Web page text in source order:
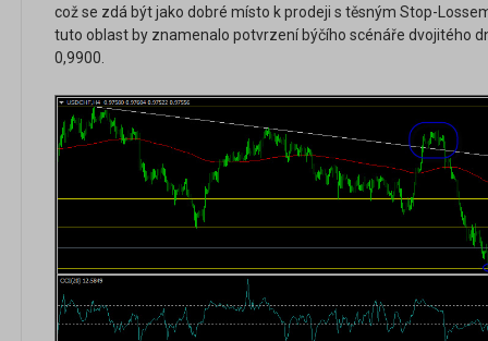
což se zdá být jako dobré místo k prodeji s těsným Stop-
tuto oblast by znamenalo potvrzení býčího scénáře dvojitého
0,9900.